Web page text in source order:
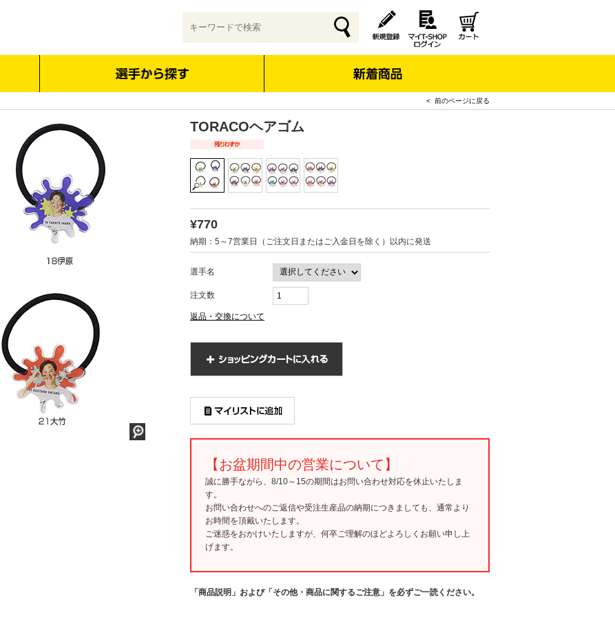
< 前のページに戻る
TORACOヘアゴム
¥770
納期：5～7営業日（ご注文日またはご入金日を除く）以内に発送
選手名
注文数
返品・交換について
【お盆期間中の営業について】
誠に勝手ながら、8/10～15の期間はお問い合わせ対応を休止いたしま
す。
お問い合わせへのご返信や受注生産品の納期につきましても、通常より
お時間を頂戴いたします。
ご迷惑をおかけいたしますが、何卒ご理解のほどよろしくお願い申し上
げます。
「商品説明」および「その他・商品に関するご注意」を必ずご一読ください。